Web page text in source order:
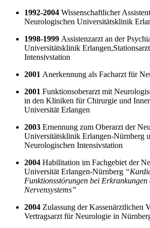
1992-2004 Wissenschaftlicher
Neurologischen Universitätsklinik
1998-1999 Assistenzarzt an der
Universitätsklinik
Intensivstation
2001 Anerkennung als Facharzt für
2001 Funktionsoberarzt mit
in den Kliniken für Chirurgie und
Universität Erlangen
2003 Ernennung zum Oberarzt der
Universitätsklinik Erlangen-Nürnberg
Neurologischen Intensivstation
2004 Habilitation im Fachgebiet der
Universität Erlangen-Nürnberg
Funktionsstörungen bei Erkrankungen
Nervensystems”
2004 Zulassung der Kassenärztlichen
Vertragsarzt für Neurologie in